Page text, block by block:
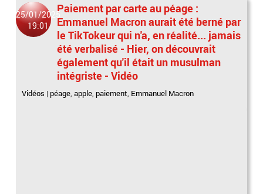
25/01/2025
19:01
Paiement par carte au péage :
Emmanuel Macron aurait été berné par
le TikTokeur qui n'a, en réalité... jamais
été verbalisé - Hier, on découvrait
également qu'il était un musulman
intégriste - Vidéo
Vidéos | péage,apple, paiement, Emmanuel Macron